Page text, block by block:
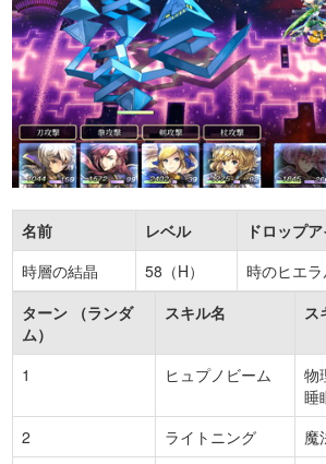
名前 レベル
ドロップ
時層の結晶
58（H）
時のヒエラ
ターン （ランダ
ム）
スキル名 ス
1 ヒュプノビーム
物
睡
2
ライトニング
魔